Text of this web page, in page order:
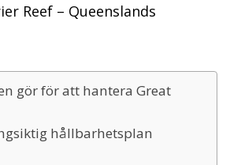
Reef – Queenslands
gör för att hantera Great
hållbarhetsplan